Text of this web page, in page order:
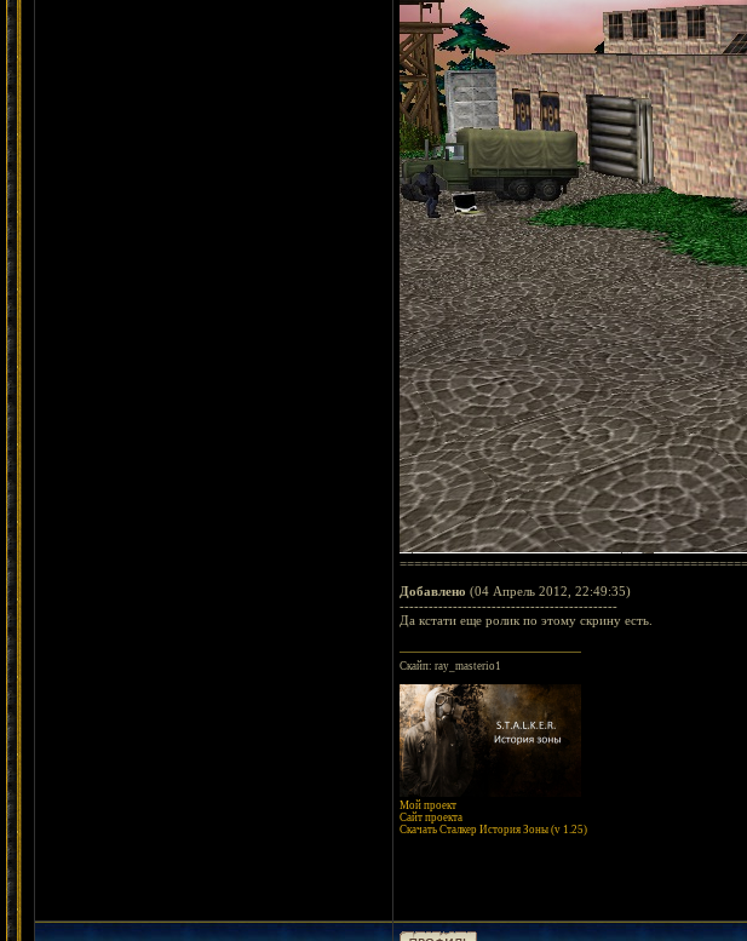
Добавлено (04 Апрель 2012, 22:49:35)
---------------------------------------------
Да кстати еще ролик по этому скрину есть.
Скайп: ray_masterio1
Мой проект
Сайт проекта
Скачать Сталкер История Зоны (v 1.25)